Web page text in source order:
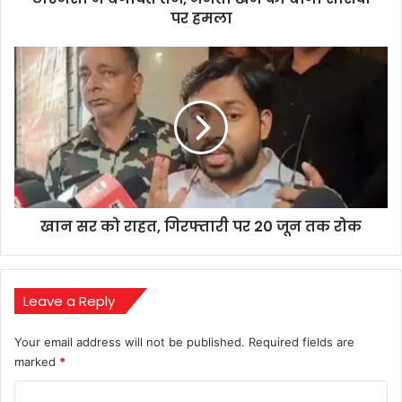
पर हमला
खान
सर
को
राहत,
गिरफ्तारी
पर
20
जून
तक
खान सर को राहत, गिरफ्तारी पर 20 जून तक रोक
Leave a Reply
Your email address will not be published. Required fields are
marked *